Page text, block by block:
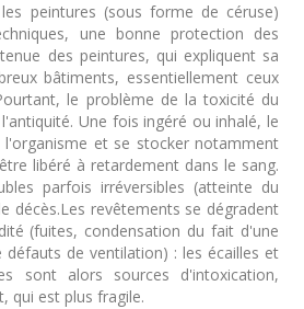
peintures (sous forme de céruse)
une bonne protection des
des peintures, qui expliquent sa
bâtiments, essentiellement ceux
le problème de la toxicité du
Une fois ingéré ou inhalé, le
et se stocker notamment
libéré à retardement dans le sang.
parfois irréversibles (atteinte du
décès.Les revêtements se dégradent
(fuites, condensation du fait d'une
de ventilation) : les écailles et
sont alors sources d'intoxication,
qui est plus fragile.